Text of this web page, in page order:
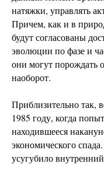
натяжки, управлять
Причем, как и в
будут согласованы
эволюции по фазе и
они могут порождать
наоборот.
Приблизительно так,
1985 году, когда
находившееся
экономического
усугубило